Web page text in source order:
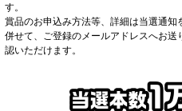
す。
賞品のお申込み方法等、詳細は当選通知
併せて、ご登録のメールアドレスへお
認いただけます。